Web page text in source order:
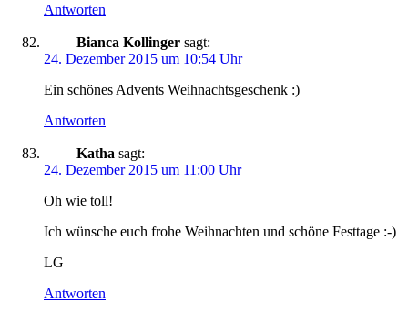
Antworten
Bianca Kollinger sagt:
24. Dezember 2015 um 10:54 Uhr
Ein schönes Advents Weihnachtsgeschenk :)
Antworten
Katha sagt:
24. Dezember 2015 um 11:00 Uhr
Oh wie toll!
Ich wünsche euch frohe Weihnachten und schöne Festtage :-)
LG
Antworten